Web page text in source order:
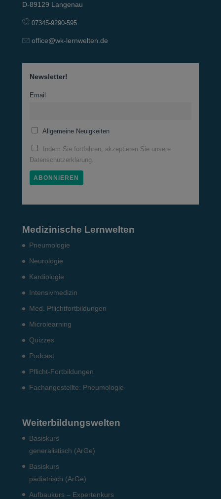
D-89129 Langenau
07345-9290-595
office@wk-lernwelten.de
Newsletter!
Email
Allgemeine Neuigkeiten
Indem Sie fortfahren, akzeptieren Sie unsere
Datenschutzerklärung.
Medizinische Lernwelten
Pneumo­logie
Neurologie
Kardiologie
Intensiv­medizin
Med. Pflichtfort­bildun­gen
Microlearning
Quizzes
Podcast
Pflicht-Fort­bildun­gen
Fach­angestellte: Pneumo­logie
Weiterbildungswelten
Basiskurs
generalistisch (ArGe)
Basiskurs
pädiatrisch (ArGe)
Aufbaukurs – Expertenkurs